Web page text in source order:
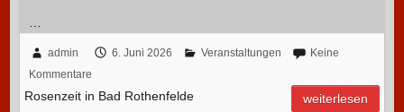
…
admin 6. Juni 2026 Veranstaltungen
Keine
Kommentare
Rosenzeit in Bad Rothenfelde weiterlesen